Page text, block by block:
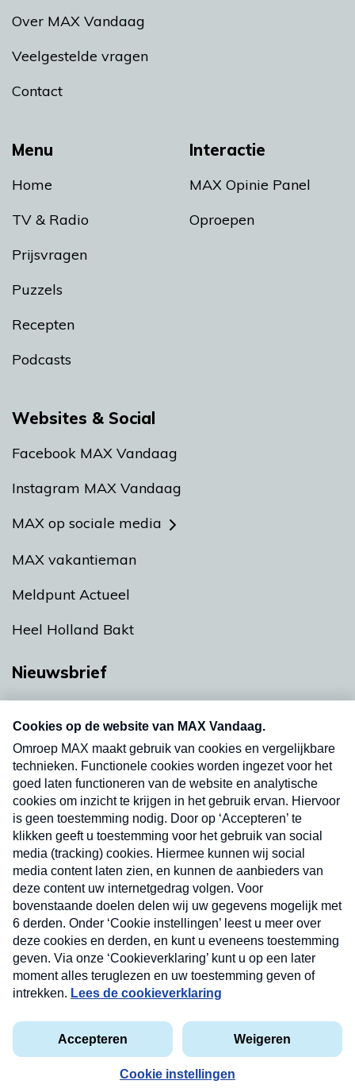
Menu
Home
TV & Radio
Prijsvragen
Puzzels
Recepten
Podcasts
Interactie
MAX Opinie Panel
Oproepen
Over MAX Vandaag
Veelgestelde vragen
Contact
Websites & Social
Facebook MAX Vandaag
Instagram MAX Vandaag
MAX op sociale media
MAX vakantieman
Meldpunt Actueel
Heel Holland Bakt
Nieuwsbrief
nieuwsbrief. Elke vrijdag- en dinsdagochtend in
uw mailbox.
Verzend
Privacyverklaring
Cookieverklaring
Kwetsbaarheid melden
Copyright © 2026 MAX Vandaag - Omroep MAX
Nieuwsbrief
Neem hier een gratis abonnement op onze
nieuwsbrief. Elke vrijdag- en dinsdagochtend in uw